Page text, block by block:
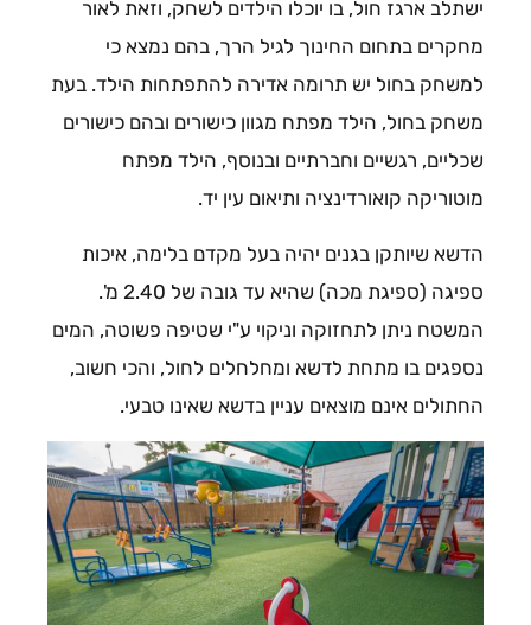
ישתלב ארגז חול, בו יוכלו הילדים לשחק, וזאת לאור
מחקרים בתחום החינוך לגיל הרך, בהם נמצא כי
למשחק בחול יש תרומה אדירה להתפתחות הילד. בעת
משחק בחול, הילד מפתח מגוון כישורים ובהם כישורים
שכליים, רגשיים וחברתיים ובנוסף, הילד מפתח
מוטוריקה קואורדינציה ותיאום עין יד.
הדשא שיותקן בגנים יהיה בעל מקדם בלימה, איכות
ספיגה (ספיגת מכה) שהיא עד גובה של 2.40 מ'.
המשטח ניתן לתחזוקה וניקוי ע"י שטיפה פשוטה, המים
נספגים בו מתחת לדשא ומחלחלים לחול, והכי חשוב,
החתולים אינם מוצאים עניין בדשא שאינו טבעי.